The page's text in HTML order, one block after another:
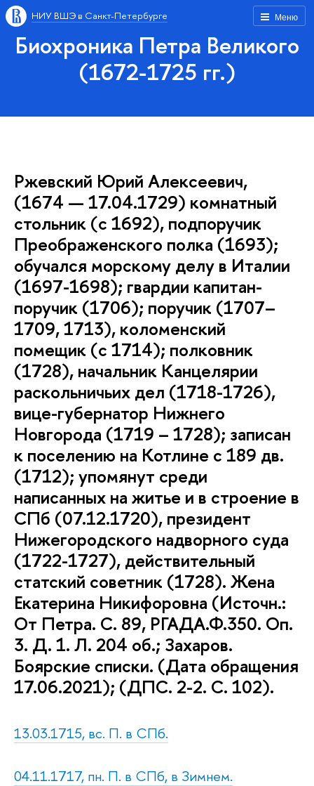
Меню
НИУ ВШЭ в Санкт-Петербурге
Биохроника Петра Великого
(1672-1725 гг.)
Ржевский Юрий Алексеевич,
(1674 — 17.04.1729) комнатный
стольник (с 1692), подпоручик
Преображенского полка (1693);
обучался морскому делу в Италии
(1697-1698); гвардии капитан-
поручик (1706); поручик (1707–
1709, 1713), коломенский
помещик (с 1714); полковник
(1728), начальник Канцелярии
раскольничьих дел (1718-1726),
вице-губернатор Нижнего
Новгорода (1719 – 1728); записан
к поселению на Котлине с 189 дв.
(1712); упомянут среди
написанных на житье и в строение в
СПб (07.12.1720), президент
Нижегородского надворного суда
(1722-1727), действительный
статский советник (1728). Жена
Екатерина Никифоровна (Источн.:
От Петра. С. 89, РГАДА.Ф.350. Оп.
3. Д. 1. Л. 204 об.; Захаров.
Боярские списки. (Дата обращения
17.06.2021); (ДПС. 2-2. С. 102).
13.03.1715, вс. П. в СПб.
04.11.1717, пн. П. в СПб, в Зимнем.